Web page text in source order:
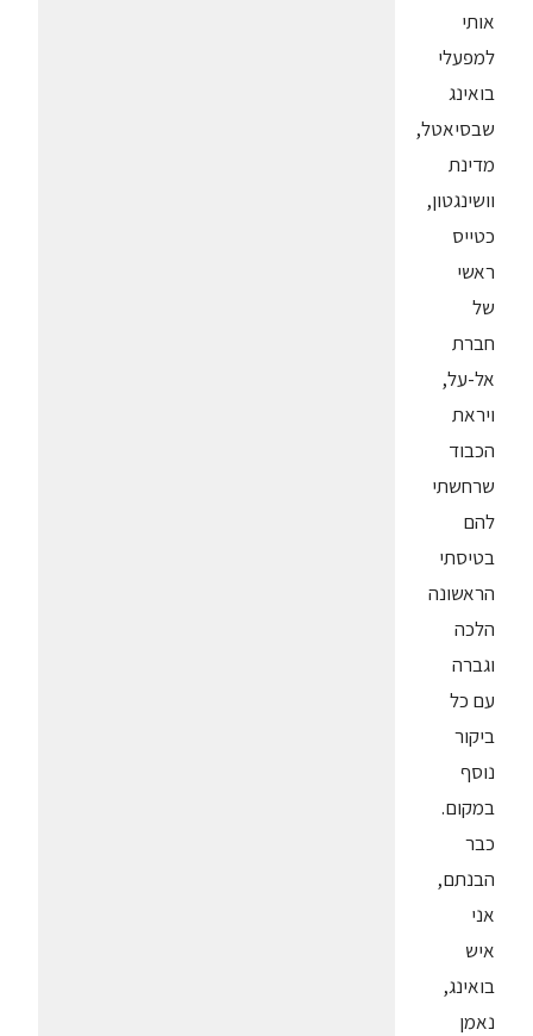
אותי
למפעלי
בואינג
שבסיאטל,
מדינת
וושינגטון,
כטייס
ראשי
של
חברת
אל-על,
ויראת
הכבוד
שרחשתי
להם
בטיסתי
הראשונה
הלכה
וגברה
עם כל
ביקור
נוסף
במקום.
כבר
הבנתם,
אני
איש
בואינג,
נאמן